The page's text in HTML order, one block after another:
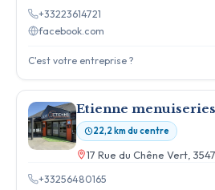
+33223614721
facebook.com
C'est votre entreprise ?
Etienne
22,2 km du centre
17 Rue du Chêne Vert,
+33256480165